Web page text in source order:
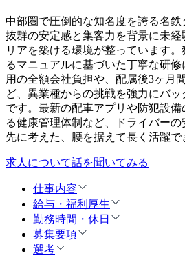
中部圏で圧倒的な知名度を誇る名鉄
抜群の安定感と集客力を背景に未
リアを築ける環境が整っています
るマニュアルに基づいた丁寧な研
用の全額会社負担や、配属後3ヶ月
ど、異業種からの挑戦を強力にバ
です。最新の配車アプリや防犯設
る健康管理体制など、ドライバー
先に考えた、腰を据えて長く活躍で
求人について話を聞いてみる
仕事内容
給与・福利厚生
勤務時間・休日
募集要項
選考